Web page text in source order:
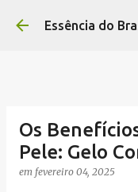
Pular
Essência do
Os
Pele: Gelo
em fevereiro 04, 2025